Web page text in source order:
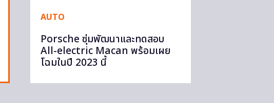
AUTO
Porsche ซุ่มพัฒนาและทดสอบ
All-electric Macan พร้อมเผย
โฉมในปี 2023 นี้